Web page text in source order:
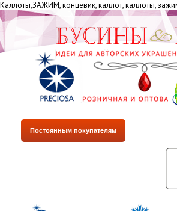
Каллоты,ЗАЖИМ, концевик, каллот, каллоты,
Постоянным покупателям